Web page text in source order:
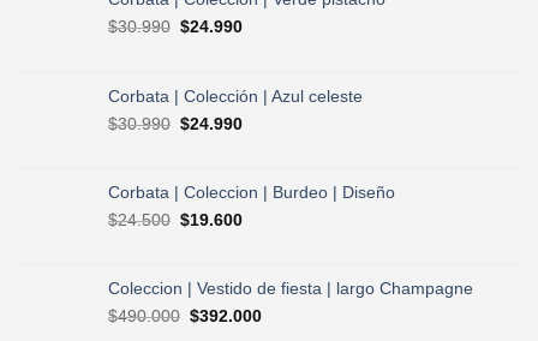
$30.990 El
era:
$24.990El
es:
$24.990.
Corbata | Colección | Azul celeste
$30.990 El
era:
$30.990.
$24.990El
es:
Corbata | Coleccion | Burdeo | Diseño
$24.500 El
era:
$24.500.
$19.600El
es:
Coleccion | Vestido de fiesta | largo Champagne
$490.000 El
$392.000El